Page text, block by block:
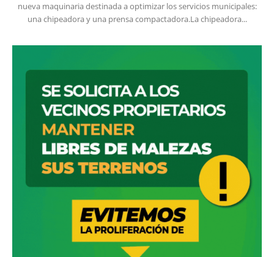
nueva maquinaria destinada a optimizar los servicios municipales:
una chipeadora y una prensa compactadora.La chipeadora...